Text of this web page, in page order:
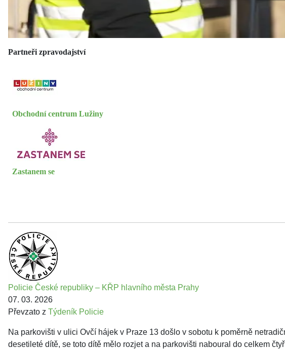
Partneři zpravodajství
Obchodní centrum Lužiny
Zastanem se
Policie České republiky – KŘP hlavního města Prahy
07. 03. 2026
Převzato z Týdeník Policie
Na parkovišti v ulici Ovčí hájek v Praze 13 došlo v sobotu k poměrně
desetileté dítě, se toto dítě mělo rozjet a na parkovišti naboural do celkem